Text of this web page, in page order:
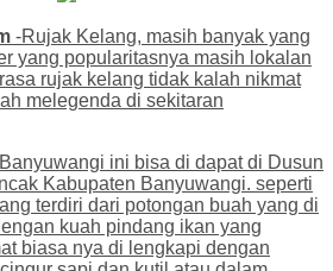
-Rujak Kelang, masih banyak yang
yang popularitasnya masih lokalan
rujak kelang tidak kalah nikmat
melegenda di sekitaran
ini bisa di dapat di Dusun
Kabupaten Banyuwangi. seperti
terdiri dari potongan buah yang di
kuah pindang ikan yang
biasa nya di lengkapi dengan